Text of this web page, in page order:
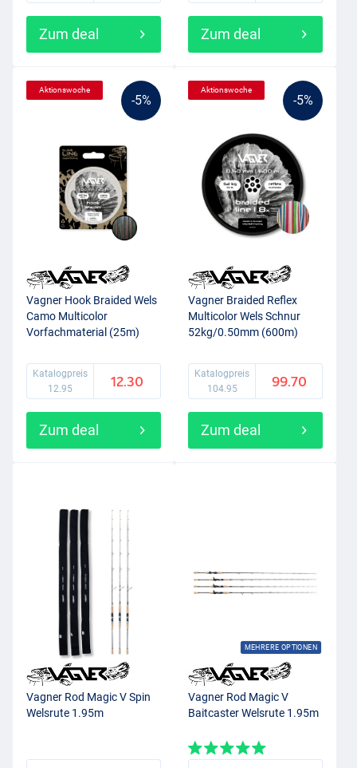
Zum deal Zum deal
-5%
Aktionswoche
Vagner Hook Braided Wels
Camo Multicolor
Vorfachmaterial (25m)
Katalogpreis
12.95
12.30
Zum deal
-5%
Aktionswoche
Vagner Braided Reflex
Multicolor Wels Schnur
52kg/0.50mm (600m)
Katalogpreis
104.95
99.70
Zum deal
Vagner Rod Magic V Spin
Welsrute 1.95m
MEHRERE OPTIONEN
Vagner Rod Magic V
Baitcaster Welsrute 1.95m